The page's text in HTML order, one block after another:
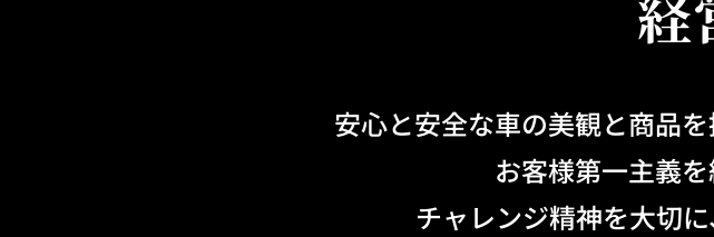
安心と安全な車の美観と商品
お客様第一主義
チャレンジ精神を大切